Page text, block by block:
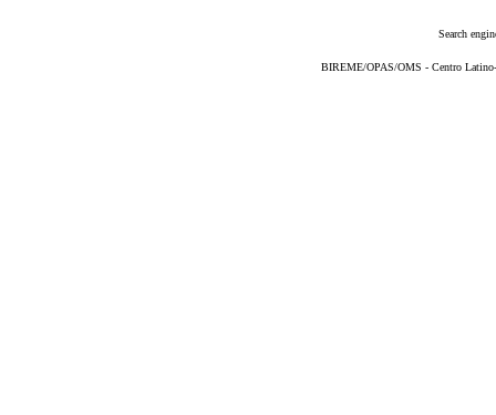
Search
BIREME/OPAS/OMS - Centro Latino-